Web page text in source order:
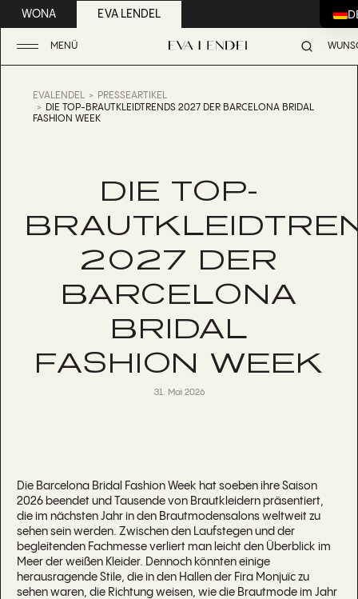
WONA EVA LENDEL
MENÜ
EVALENDEL
PRESSEARTIKEL
DIE TOP-BRAUTKLEIDTRENDS 2027 DER BARCELONA BRIDAL
FASHION WEEK
DIE TOP-
2027 DER
BARCELONA
BRIDAL
FASHION WEEK
31. Mai 2026
Die Barcelona Bridal Fashion Week hat soeben ihre Saison
2026 beendet und Tausende von Brautkleidern präsentiert,
die im nächsten Jahr in den Brautmodensalons weltweit zu
sehen sein werden. Zwischen den Laufstegen und der
begleitenden Fachmesse verliert man leicht den Überblick im
Meer der weißen Kleider. Dennoch könnten einige
herausragende Stile, die in den Hallen der Fira Monjuïc zu
sehen waren, die Richtung weisen, wie die Brautmode im Jahr